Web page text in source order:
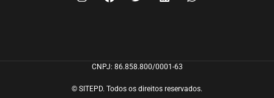
CNPJ: 86.858.800/0001-63
© SITEPD. Todos os direitos reservados.